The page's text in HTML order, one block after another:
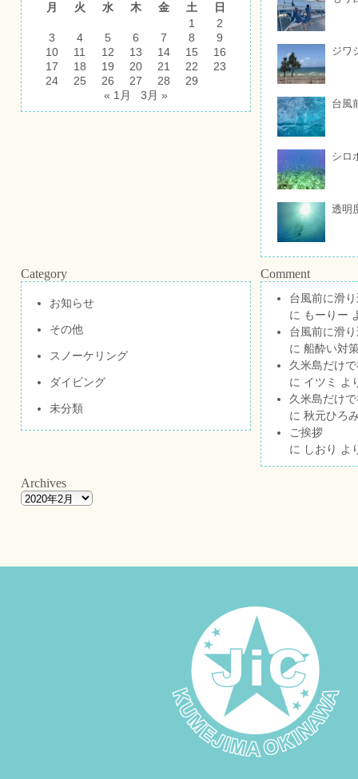
月 火 水 木 金 土
日
1
2
3
4 5 6 7 8
9
10
11 12 13 14 15
16
17
18 19 20 21 22
23
24
25 26 27 28
29
« 1月
3月 »
ジワ
台風
シロ
透明
Category
お知らせ
その他
スノーケリング
ダイビング
未分類
Comment
台風前に滑
に もーりー
台風前に滑
に 船酔い対
久米島だけ
に イツミ よ
久米島だけ
に 秋元ひろ
ご挨拶
に しおり よ
Archives